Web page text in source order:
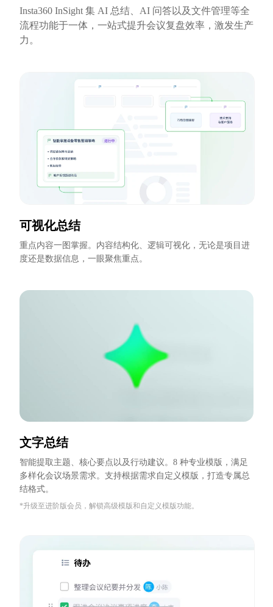
Insta360 InSight 集 AI 总结、AI 问答以及文件管理等全
流程功能于一体，一站式提升会议复盘效率，激发生产
力。
可视化总结
重点内容一图掌握。内容结构化、逻辑可视化，无论是项目进
度还是数据信息，一眼聚焦重点。
文字总结
智能提取主题、核心要点以及行动建议。8 种专业模版，满足
多样化会议场景需求。支持根据需求自定义模版，打造专属总
结格式。
*升级至进阶版会员，解锁高级模版和自定义模版功能。